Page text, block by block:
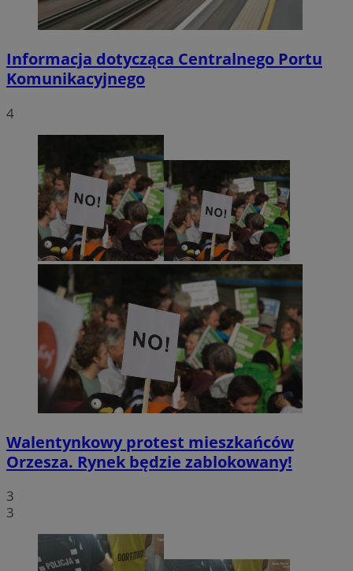
Informacja dotycząca Centralnego Portu
Komunikacyjnego
4
Walentynkowy protest mieszkańców
Orzesza. Rynek będzie zablokowany!
3
3